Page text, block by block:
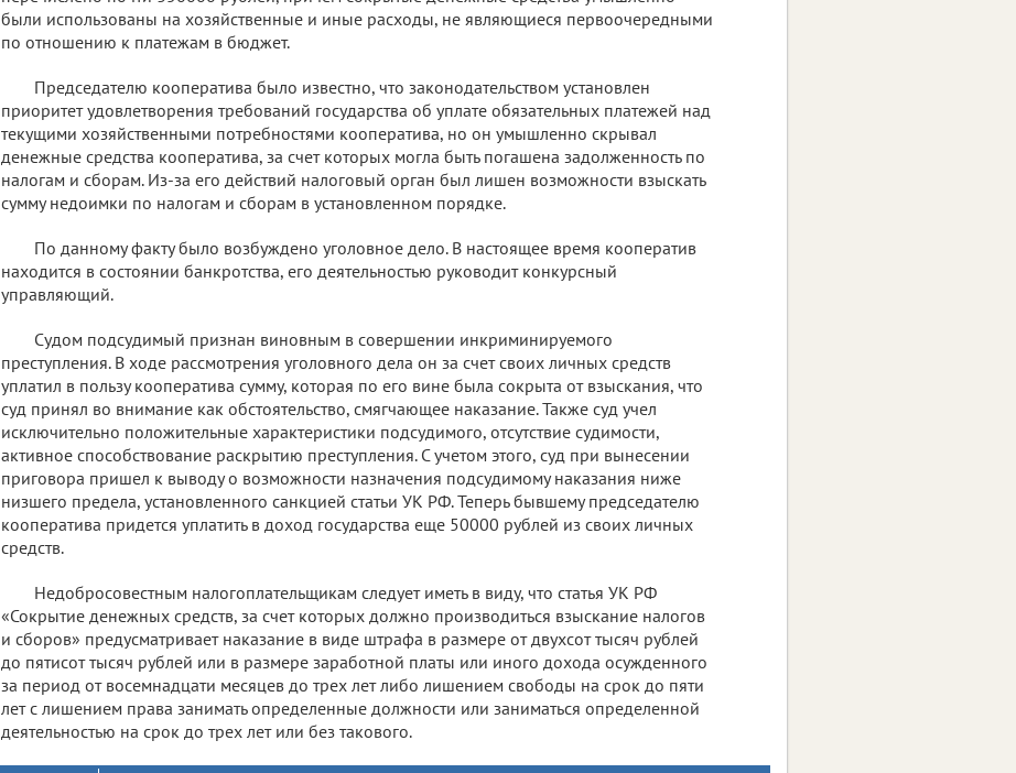
были использованы на хозяйственные и иные расходы, не являющиеся первоочередными
по отношению к платежам в бюджет.
Председателю кооператива было известно, что законодательством установлен
приоритет удовлетворения требований государства об уплате обязательных платежей над
текущими хозяйственными потребностями кооператива, но он умышленно скрывал
денежные средства кооператива, за счет которых могла быть погашена задолженность по
налогам и сборам. Из-за его действий налоговый орган был лишен возможности взыскать
сумму недоимки по налогам и сборам в установленном порядке.
По данному факту было возбуждено уголовное дело. В настоящее время кооператив
находится в состоянии банкротства, его деятельностью руководит конкурсный
управляющий.
Судом подсудимый признан виновным в совершении инкриминируемого
преступления. В ходе рассмотрения уголовного дела он за счет своих личных средств
уплатил в пользу кооператива сумму, которая по его вине была сокрыта от взыскания, что
суд принял во внимание как обстоятельство, смягчающее наказание. Также суд учел
исключительно положительные характеристики подсудимого, отсутствие судимости,
активное способствование раскрытию преступления. С учетом этого, суд при вынесении
приговора пришел к выводу о возможности назначения подсудимому наказания ниже
низшего предела, установленного санкцией статьи УК РФ. Теперь бывшему председателю
кооператива придется уплатить в доход государства еще 50000 рублей из своих личных
средств.
Недобросовестным налогоплательщикам следует иметь в виду, что статья УК РФ
«Сокрытие денежных средств, за счет которых должно производиться взыскание налогов
и сборов» предусматривает наказание в виде штрафа в размере от двухсот тысяч рублей
до пятисот тысяч рублей или в размере заработной платы или иного дохода осужденного
за период от восемнадцати месяцев до трех лет либо лишением свободы на срок до пяти
лет с лишением права занимать определенные должности или заниматься определенной
деятельностью на срок до трех лет или без такового.